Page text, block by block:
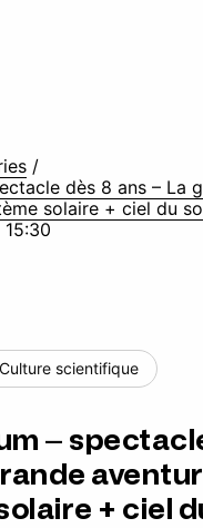
/
dès 8 ans – La
solaire + ciel du
Culture scientifique
–
+ ciel